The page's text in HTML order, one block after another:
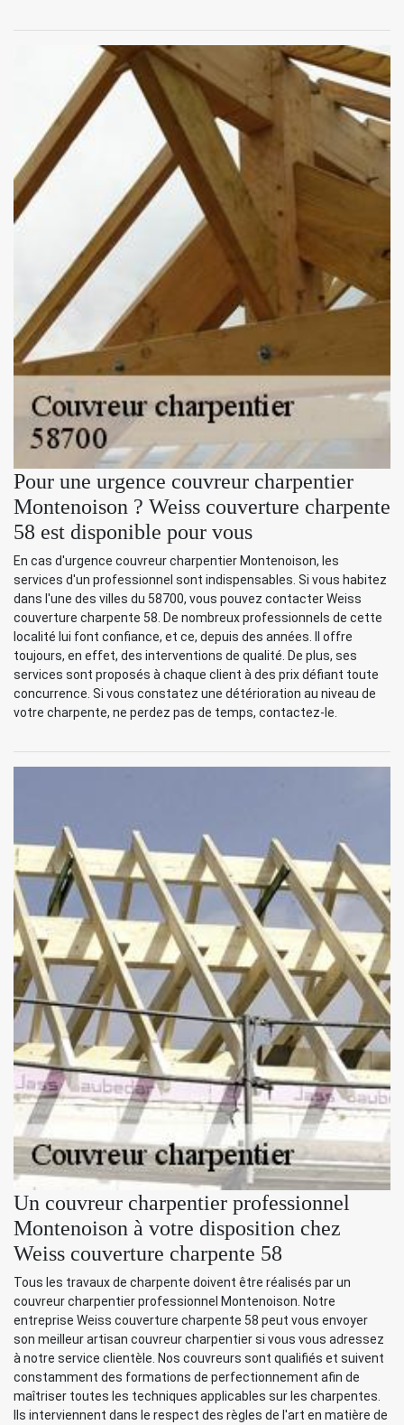
Pour une urgence couvreur charpentier
Montenoison ? Weiss couverture charpente
58 est disponible pour vous
En cas d'urgence couvreur charpentier Montenoison, les
services d'un professionnel sont indispensables. Si vous habitez
dans l'une des villes du 58700, vous pouvez contacter Weiss
couverture charpente 58. De nombreux professionnels de cette
localité lui font confiance, et ce, depuis des années. Il offre
toujours, en effet, des interventions de qualité. De plus, ses
services sont proposés à chaque client à des prix défiant toute
concurrence. Si vous constatez une détérioration au niveau de
votre charpente, ne perdez pas de temps, contactez-le.
Un couvreur charpentier professionnel
Montenoison à votre disposition chez
Weiss couverture charpente 58
Tous les travaux de charpente doivent être réalisés par un
couvreur charpentier professionnel Montenoison. Notre
entreprise Weiss couverture charpente 58 peut vous envoyer
son meilleur artisan couvreur charpentier si vous vous adressez
à notre service clientèle. Nos couvreurs sont qualifiés et suivent
constamment des formations de perfectionnement afin de
maîtriser toutes les techniques applicables sur les charpentes.
Ils interviennent dans le respect des règles de l'art en matière de